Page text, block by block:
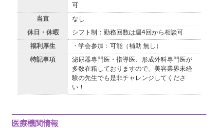
可
当直 なし
休日・休暇 シフト制：勤務回数は週4回から相談可
福利厚生 ・学会参加：可能（補助 無し）
特記事項
泌尿器専門医・指導医、形成外科専門医が
多数在籍しておりますので、美容業界未経
験の先生でも是非チャレンジしてくださ
い！
医療機関情報